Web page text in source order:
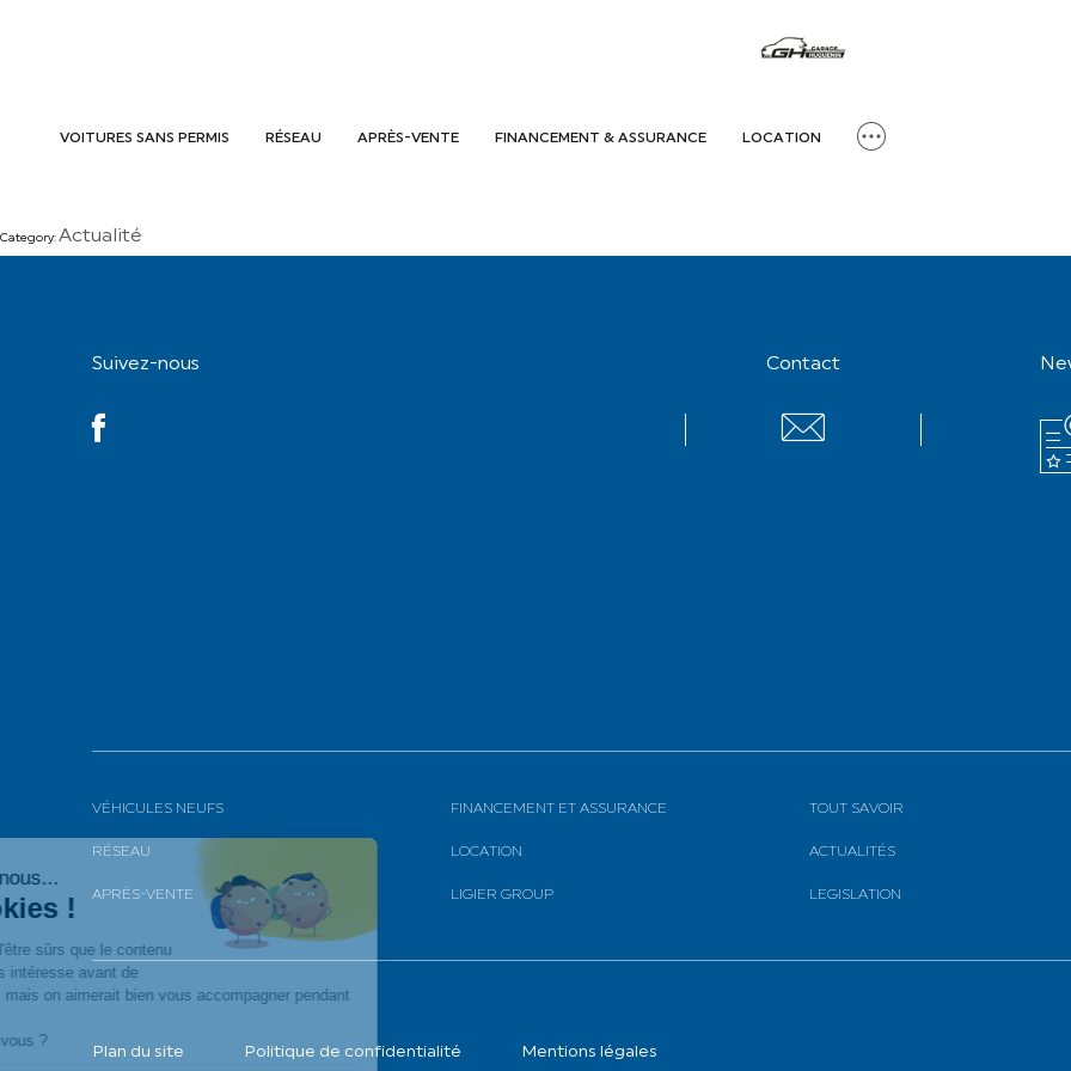
VOITURES SANS PERMIS RÉSEAU APRÈS-VENTE FINANCEMENT & ASSURANCE LOCATION
Category:Actualité
Suivez-nous Contact
VÉHICULES NEUFS
RÉSEAU
APRÈS-VENTE
FINANCEMENT ET ASSURANCE
LOCATION
LIGIER GROUP
TOUT SAVOIR
ACTUALITÉS
LEGISLATION
Plan du site Politique de confidentialité Mentions légales